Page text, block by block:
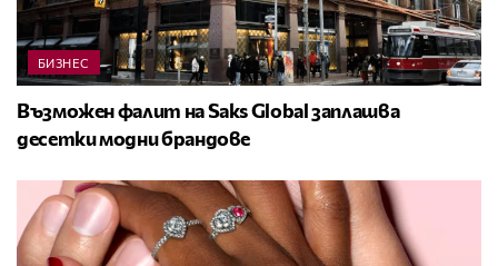
БИЗНЕС
Възможен фалит на Saks Global заплашва
десетки модни брандове